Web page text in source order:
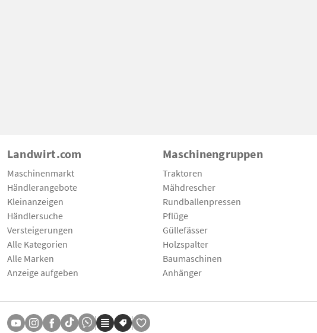
Landwirt.com
Maschinenmarkt
Händlerangebote
Kleinanzeigen
Händlersuche
Versteigerungen
Alle Kategorien
Alle Marken
Anzeige aufgeben
Maschinengruppen
Traktoren
Mähdrescher
Rundballenpressen
Pflüge
Güllefässer
Holzspalter
Baumaschinen
Anhänger